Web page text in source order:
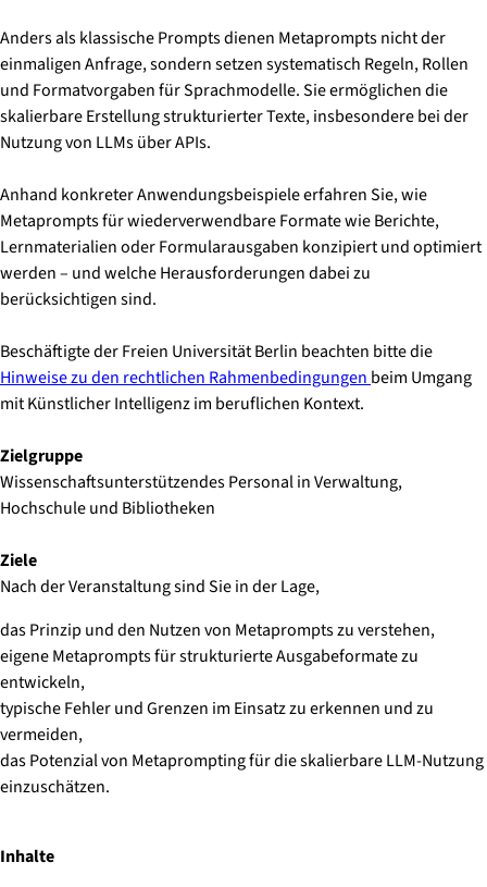
Anders als klassische Prompts dienen Metaprompts nicht der
einmaligen Anfrage, sondern setzen systematisch Regeln, Rollen
und Formatvorgaben für Sprachmodelle. Sie ermöglichen die
skalierbare Erstellung strukturierter Texte, insbesondere bei der
Nutzung von LLMs über APIs.
Anhand konkreter Anwendungsbeispiele erfahren Sie, wie
Metaprompts für wiederverwendbare Formate wie Berichte,
Lernmaterialien oder Formularausgaben konzipiert und optimiert
werden – und welche Herausforderungen dabei zu
berücksichtigen sind.
Beschäftigte der Freien Universität Berlin beachten bitte die
Hinweise zu den rechtlichen Rahmenbedingungen beim Umgang
mit Künstlicher Intelligenz im beruflichen Kontext.
Zielgruppe
Wissenschaftsunterstützendes Personal in Verwaltung,
Hochschule und Bibliotheken
Ziele
Nach der Veranstaltung sind Sie in der Lage,
das Prinzip und den Nutzen von Metaprompts zu verstehen,
eigene Metaprompts für strukturierte Ausgabeformate zu
entwickeln,
typische Fehler und Grenzen im Einsatz zu erkennen und zu
vermeiden,
das Potenzial von Metaprompting für die skalierbare LLM-Nutzung
einzuschätzen.
Inhalte